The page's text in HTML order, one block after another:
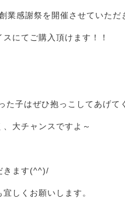
感謝祭を開催させていただ
にてご購入頂けます！！
た子はぜひ抱っこしてあげ
大チャンスですよ～
きます(^^)/
しくお願いします。